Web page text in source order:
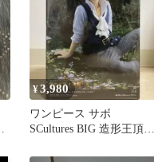
¥3,980
ワンピース サボ
SCultures BIG 造形王頂上